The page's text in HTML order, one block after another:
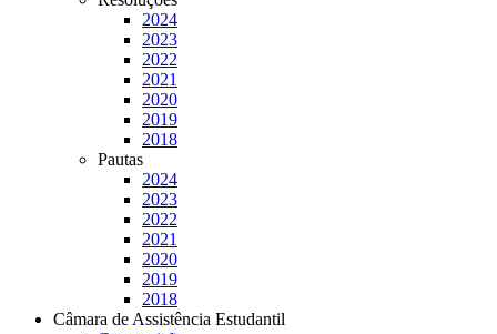
2024
2023
2022
2021
2020
2019
2018
Pautas
2024
2023
2022
2021
2020
2019
2018
Câmara de Assistência Estudantil